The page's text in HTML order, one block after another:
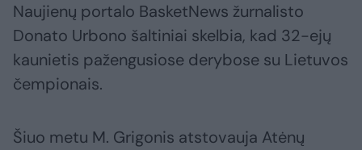
Naujienų portalo BasketNews žurnalisto
Donato Urbono šaltiniai skelbia, kad 32-ejų
kaunietis pažengusiose derybose su Lietuvos
čempionais.
Šiuo metu M. Grigonis atstovauja Atėnų